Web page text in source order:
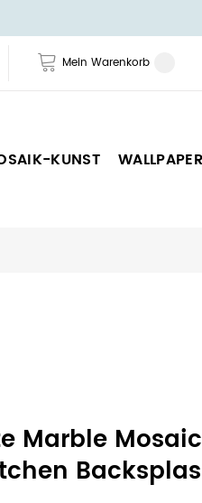
Mein Warenkorb
KUNST WALLPAPER
Marble